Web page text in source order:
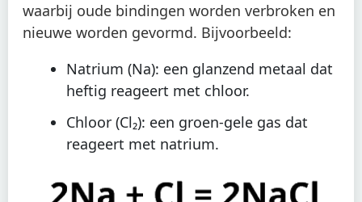
waarbij oude bindingen worden verbroken en
nieuwe worden gevormd. Bijvoorbeeld:
Natrium (Na): een glanzend metaal dat
heftig reageert met chloor.
Chloor (Cl₂): een groen-gele gas dat
reageert met natrium.